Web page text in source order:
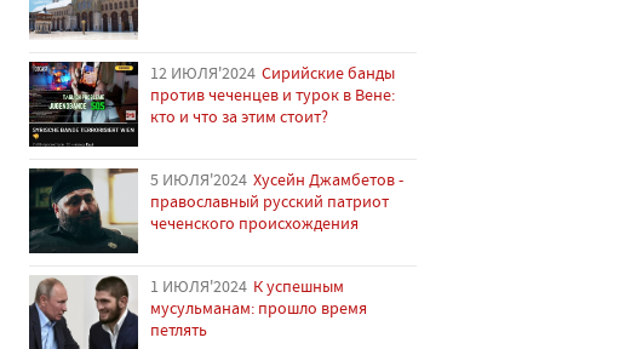
12 ИЮЛЯ'2024 Сирийские банды
против чеченцев и турок в Вене:
кто и что за этим стоит?
5 ИЮЛЯ'2024 Хусейн Джамбетов -
православный русский патриот
чеченского происхождения
1 ИЮЛЯ'2024 К успешным
мусульманам: прошло время
петлять